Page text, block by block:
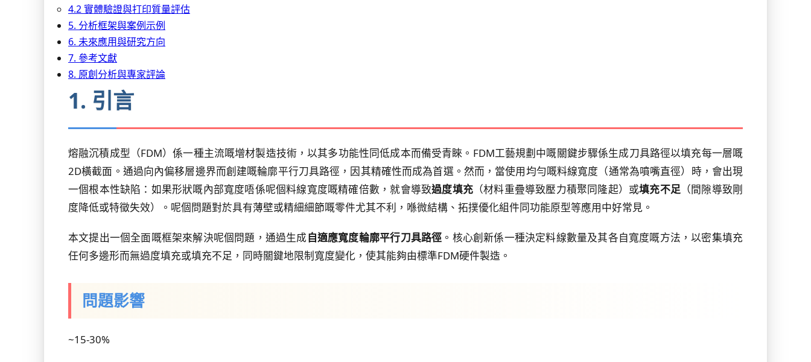
4.2 實體驗證與打印質量評估
5. 分析框架與案例示例
6. 未來應用與研究方向
7. 參考文獻
8. 原創分析與專家評論
1. 引言
熔融沉積成型（FDM）係一種主流嘅增材製造技術，以其多功能性同低成本而備受青睞。FDM工藝規劃中嘅關鍵步驟係生成刀具路徑以填充每一層嘅
2D橫截面。通過向內偏移層邊界而創建嘅輪廓平行刀具路徑，因其精確性而成為首選。然而，當使用均勻嘅料線寬度（通常為噴嘴直徑）時，會出現
一個根本性缺陷：如果形狀嘅內部寬度唔係呢個料線寬度嘅精確倍數，就會導致過度填充（材料重疊導致壓力積聚同隆起）或填充不足（間隙導致剛
度降低或特徵失效）。呢個問題對於具有薄壁或精細細節嘅零件尤其不利，喺微結構、拓撲優化組件同功能原型等應用中好常見。
本文提出一個全面嘅框架來解決呢個問題，通過生成自適應寬度輪廓平行刀具路徑 。核心創新係一種決定料線數量及其各自寬度嘅方法，以密集填充
任何多邊形而無過度填充或填充不足，同時關鍵地限制寬度變化，使其能夠由標準FDM硬件製造。
問題影響
~15-30%